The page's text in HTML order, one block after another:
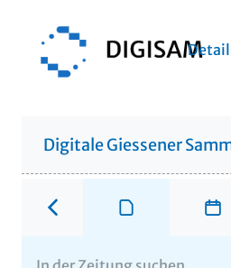
Digitale Giessener